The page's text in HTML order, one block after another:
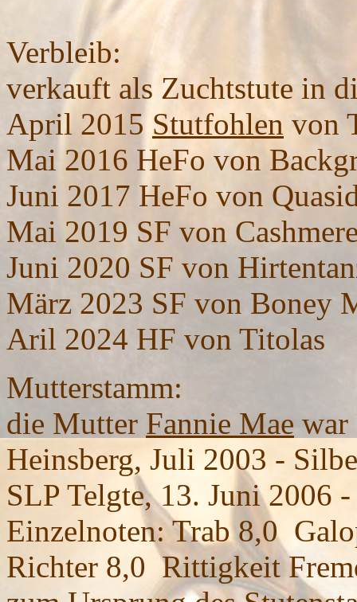
Verbleib:
verkauft als Zuchtstute in
April 2015 Stutfohlen von
Mai 2016 HeFo von
Juni 2017 HeFo von
Mai 2019 SF von
Juni 2020 SF von
März 2023 SF von Boney
Aril 2024 HF von Titolas
Mutterstamm:
die Mutter Fannie Mae war
Heinsberg, Juli 2003 -
SLP Telgte, 13. Juni 2006
Einzelnoten: Trab 8,0
Richter 8,0 Rittigkeit